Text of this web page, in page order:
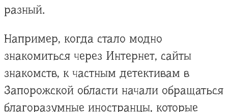
разный.
Например, когда стало модно
знакомиться через Интернет, сайты
знакомств, к частным детективам в
Запорожской области начали обращаться
благоразумные иностранцы, которые